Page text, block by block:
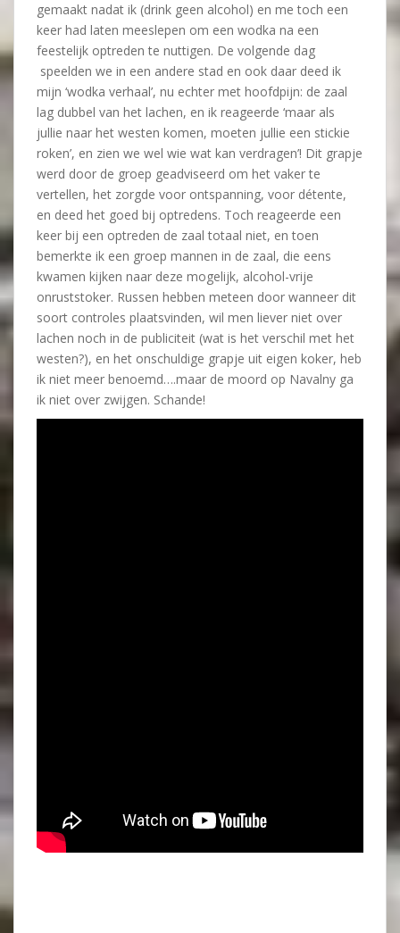
gemaakt nadat ik (drink geen alcohol) en me toch een
keer had laten meeslepen om een wodka na een
feestelijk optreden te nuttigen. De volgende dag
speelden we in een andere stad en ook daar deed ik
mijn ‘wodka verhaal’, nu echter met hoofdpijn: de zaal
lag dubbel van het lachen, en ik reageerde ‘maar als
jullie naar het westen komen, moeten jullie een stickie
roken’, en zien we wel wie wat kan verdragen’! Dit grapje
werd door de groep geadviseerd om het vaker te
vertellen, het zorgde voor ontspanning, voor détente,
en deed het goed bij optredens. Toch reageerde een
keer bij een optreden de zaal totaal niet, en toen
bemerkte ik een groep mannen in de zaal, die eens
kwamen kijken naar deze mogelijk, alcohol-vrije
onruststoker. Russen hebben meteen door wanneer dit
soort controles plaatsvinden, wil men liever niet over
lachen noch in de publiciteit (wat is het verschil met het
westen?), en het onschuldige grapje uit eigen koker, heb
ik niet meer benoemd….maar de moord op Navalny ga
ik niet over zwijgen. Schande!